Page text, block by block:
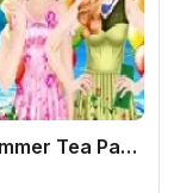
Bffs Summer Tea Party 2